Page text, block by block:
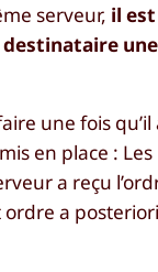
serveur, il est
une fois
en place :
a reçu
ordre a